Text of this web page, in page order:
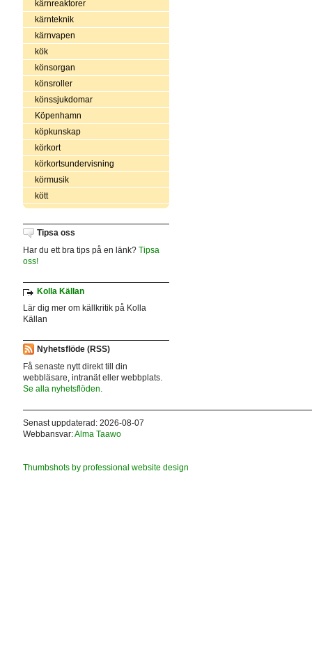
kärnreaktorer
kärnteknik
kärnvapen
kök
könsorgan
könsroller
könssjukdomar
Köpenhamn
köpkunskap
körkort
körkortsundervisning
körmusik
kött
Tipsa oss
Har du ett bra tips på en länk? Tipsa
oss!
Kolla Källan
Lär dig mer om källkritik på Kolla
Källan
Nyhetsflöde (RSS)
Få senaste nytt direkt till din
webbläsare, intranät eller webbplats.
Se alla nyhetsflöden.
Senast uppdaterad: 2026-08-07
Webbansvar:Alma Taawo
Thumbshots by professional website design